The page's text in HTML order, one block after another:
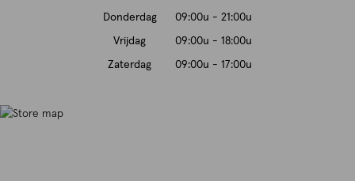
Donderdag 09:00u - 21:00u
Vrijdag 09:00u - 18:00u
Zaterdag 09:00u - 17:00u